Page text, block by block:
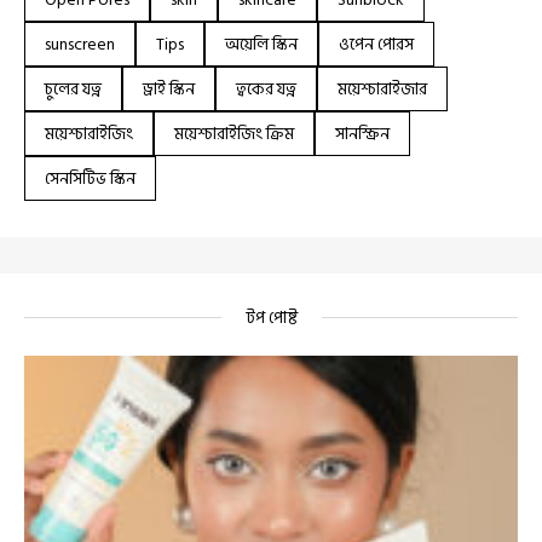
sunscreen
Tips অয়েলি স্কিন
ওপেন পোরস
চুলের যত্ন
ড্রাই স্কিন ত্বকের যত্ন
ময়েশ্চারাইজার
ময়েশ্চারাইজিং
ময়েশ্চারাইজিং ক্রিম
সানস্ক্রিন
সেনসিটিভ স্কিন
টপ পোষ্ট